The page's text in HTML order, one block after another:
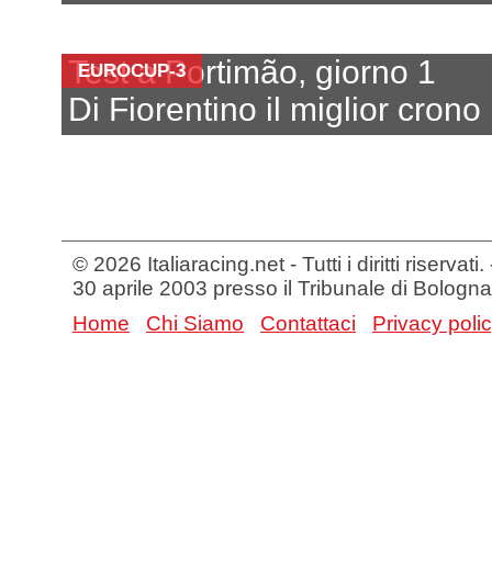
EUROCUP-3
Test a Portimão, giorno 1
Di Fiorentino il miglior crono
© 2026 Italiaracing.net - Tutti i diritti
30 aprile 2003 presso il Tribunale di Bologna
Home
Chi Siamo Contattaci Privacy